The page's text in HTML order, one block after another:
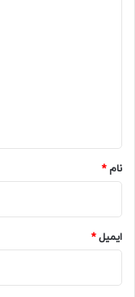
نام*
ایمیل*